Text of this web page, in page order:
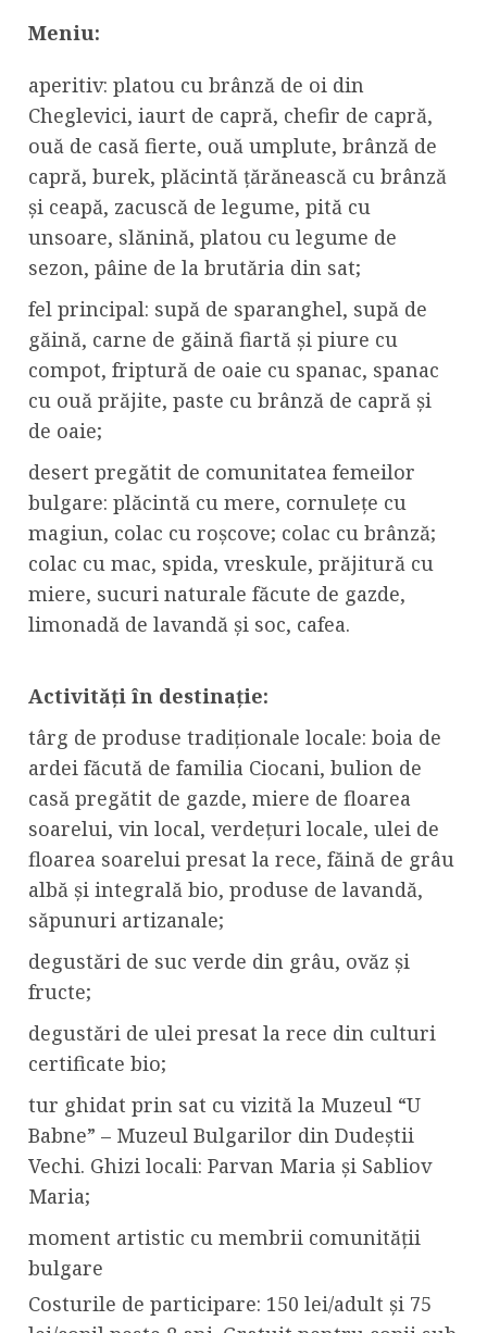
Meniu:
aperitiv: platou cu brânză de oi din
Cheglevici, iaurt de capră, chefir de capră,
ouă de casă fierte, ouă umplute, brânză de
capră, burek, plăcintă țărănească cu brânză
și ceapă, zacuscă de legume, pită cu
unsoare, slănină, platou cu legume de
sezon, pâine de la brutăria din sat;
fel principal: supă de sparanghel, supă de
găină, carne de găină fiartă și piure cu
compot, friptură de oaie cu spanac, spanac
cu ouă prăjite, paste cu brânză de capră și
de oaie;
desert pregătit de comunitatea femeilor
bulgare: plăcintă cu mere, cornulețe cu
magiun, colac cu roșcove; colac cu brânză;
colac cu mac, spida, vreskule, prăjitură cu
miere, sucuri naturale făcute de gazde,
limonadă de lavandă și soc, cafea.
Activități în destinație:
târg de produse tradiționale locale: boia de
ardei făcută de familia Ciocani, bulion de
casă pregătit de gazde, miere de floarea
soarelui, vin local, verdețuri locale, ulei de
floarea soarelui presat la rece, făină de grâu
albă și integrală bio, produse de lavandă,
săpunuri artizanale;
degustări de suc verde din grâu, ovăz și
fructe;
degustări de ulei presat la rece din culturi
certificate bio;
tur ghidat prin sat cu vizită la Muzeul “U
Babne” – Muzeul Bulgarilor din Dudeștii
Vechi. Ghizi locali: Parvan Maria și Sabliov
Maria;
moment artistic cu membrii comunității
bulgare
Costurile de participare: 150 lei/adult și 75